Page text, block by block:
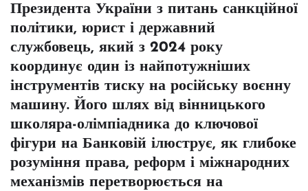
Президента України з питань санкційної
політики, юрист і державний
службовець, який з 2024 року
координує один із найпотужніших
інструментів тиску на російську воєнну
машину. Його шлях від вінницького
школяра-олімпіадника до ключової
фігури на Банковій ілюструє, як глибоке
розуміння права, реформ і міжнародних
механізмів перетворюється на